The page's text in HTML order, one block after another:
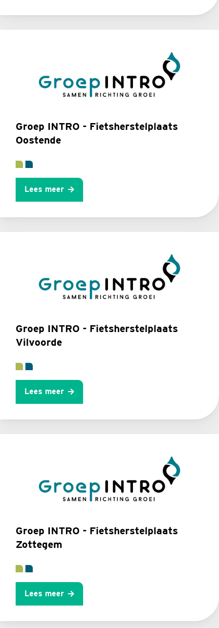
Groep INTRO - Fietsherstelplaats
Oostende
Lees meer
Groep INTRO - Fietsherstelplaats
Vilvoorde
Lees meer
Groep INTRO - Fietsherstelplaats
Zottegem
Lees meer